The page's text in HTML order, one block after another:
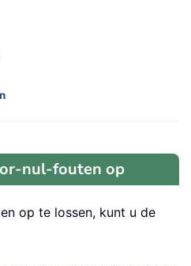
nul-fouten op
op te lossen, kunt u de